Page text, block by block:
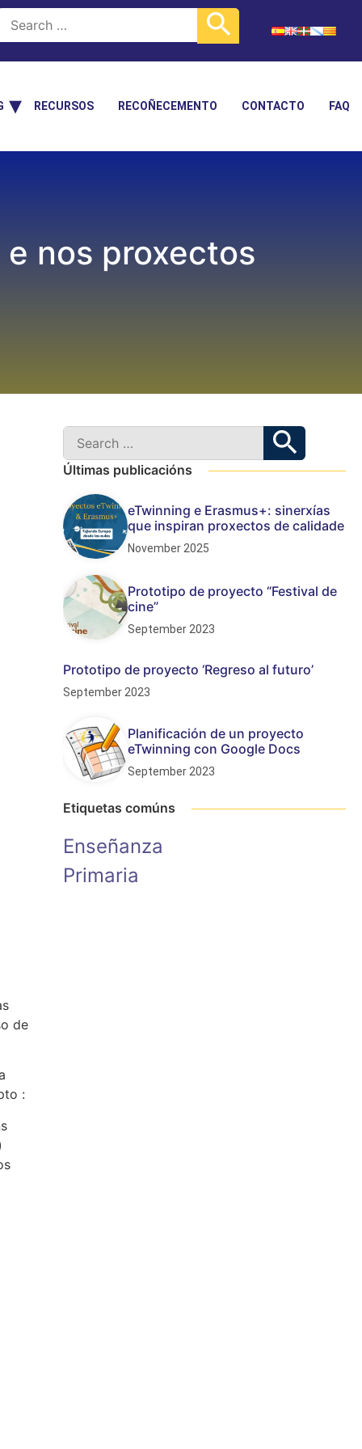
RECURSOS RECOÑECEMENTO CONTACTO FAQ
nos proxectos
de
:
Últimas publicacións
eTwinning e Erasmus+: sinerxías
que inspiran proxectos de calidade
November 2025
Prototipo de proyecto “Festival de
cine”
September 2023
Prototipo de proyecto ‘Regreso al futuro’
September 2023
Planificación de un proyecto
eTwinning con Google Docs
September 2023
Etiquetas comúns
Enseñanza
Primaria